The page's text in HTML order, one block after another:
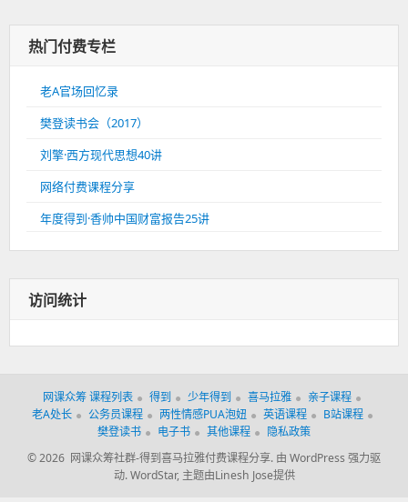
热门付费专栏
老A官场回忆录
樊登读书会（2017）
刘擎·西方现代思想40讲
网络付费课程分享
年度得到·香帅中国财富报告25讲
访问统计
网课众筹 课程列表 得到 少年得到 喜马拉雅
亲子课程
老A处长
公务员课程 两性情感PUA泡妞 英语课程
B站课程
樊登读书
电子书 其他课程
隐私政策
© 2026 网课众筹社群-得到喜马拉雅付费课程分享. 由 WordPress 强力驱
动. WordStar, 主题由Linesh Jose提供